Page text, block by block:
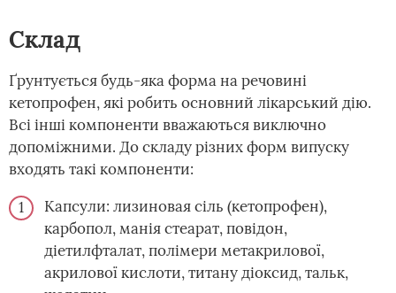
Склад
Ґрунтується будь-яка форма на речовині
кетопрофен, які робить основний лікарський дію.
Всі інші компоненти вважаються виключно
допоміжними. До складу різних форм випуску
входять такі компоненти:
Капсули: лизиновая сіль (кетопрофен),
карбопол, манія стеарат, повідон,
діетилфталат, полімери метакрилової,
акрилової кислоти, титану діоксид, тальк,